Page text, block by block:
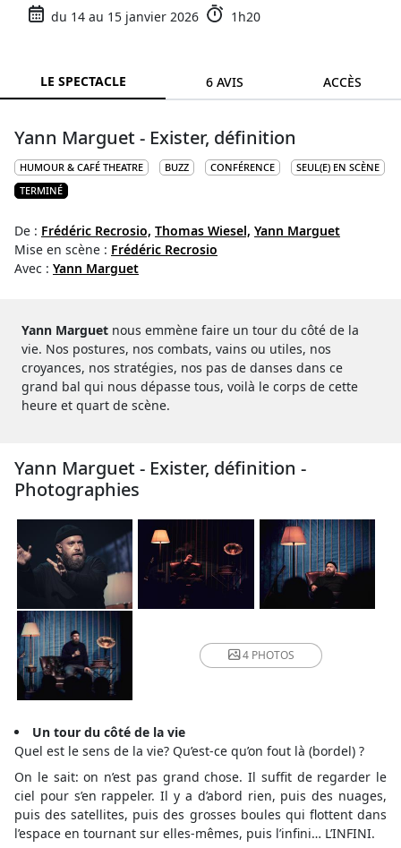
du 14 au 15 janvier 2026 1h20
LE SPECTACLE 6 AVIS ACCÈS
Yann Marguet - Exister, définition
HUMOUR & CAFÉ THEATRE BUZZ CONFÉRENCE
SEUL(E) EN SCÈNE
TERMINÉ
De : Frédéric Recrosio, Thomas Wiesel, Yann Marguet
Mise en scène : Frédéric Recrosio
Avec : Yann Marguet
Yann Marguet nous emmène faire un tour du côté de la
vie. Nos postures, nos combats, vains ou utiles, nos
croyances, nos stratégies, nos pas de danses dans ce
grand bal qui nous dépasse tous, voilà le corps de cette
heure et quart de scène.
Yann Marguet - Exister, définition -
Photographies
4 PHOTOS
Un tour du côté de la vie
Quel est le sens de la vie? Qu’est-ce qu’on fout là (bordel) ?
On le sait: on n’est pas grand chose. Il suffit de regarder le
ciel pour s’en rappeler. Il y a d’abord rien, puis des nuages,
puis des satellites, puis des grosses boules qui flottent dans
l’espace en tournant sur elles-mêmes, puis l’infini… L’INFINI.